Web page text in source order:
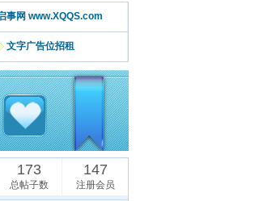
事网 www.XQQS.com
文字广告位招租
173
总帖子数
147
注册会员